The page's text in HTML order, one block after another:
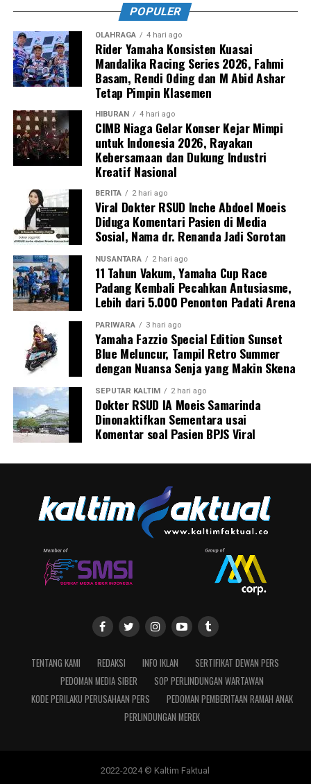
POPULER
OLAHRAGA 4 hari ago
Rider Yamaha Konsisten Kuasai
Mandalika Racing Series 2026, Fahmi
Basam, Rendi Oding dan M Abid Ashar
Tetap Pimpin Klasemen
HIBURAN 4 hari ago
CIMB Niaga Gelar Konser Kejar Mimpi
untuk Indonesia 2026, Rayakan
Kebersamaan dan Dukung Industri
Kreatif Nasional
BERITA 2 hari ago
Viral Dokter RSUD Inche Abdoel Moeis
Diduga Komentari Pasien di Media
Sosial, Nama dr. Renanda Jadi Sorotan
NUSANTARA 2 hari ago
11 Tahun Vakum, Yamaha Cup Race
Padang Kembali Pecahkan Antusiasme,
Lebih dari 5.000 Penonton Padati Arena
PARIWARA 3 hari ago
Yamaha Fazzio Special Edition Sunset
Blue Meluncur, Tampil Retro Summer
dengan Nuansa Senja yang Makin Skena
SEPUTAR KALTIM 2 hari ago
Dokter RSUD IA Moeis Samarinda
Dinonaktifkan Sementara usai
Komentar soal Pasien BPJS Viral
TENTANG KAMI REDAKSI INFO IKLAN
SERTIFIKAT DEWAN PERS
PEDOMAN MEDIA SIBER
SOP PERLINDUNGAN WARTAWAN
KODE PERILAKU PERUSAHAAN PERS
PEDOMAN PEMBERITAAN RAMAH ANAK
PERLINDUNGAN MEREK
2022-2024 © Kaltim Faktual